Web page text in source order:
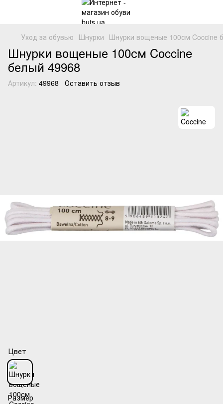
Уход за обувью Шнурки Шнурки вощеные 100см Coccine
Шнурки вощеные 100см Coccine
белый 49968
Артикул: 49968 Оставить отзыв
Цвет
Размер